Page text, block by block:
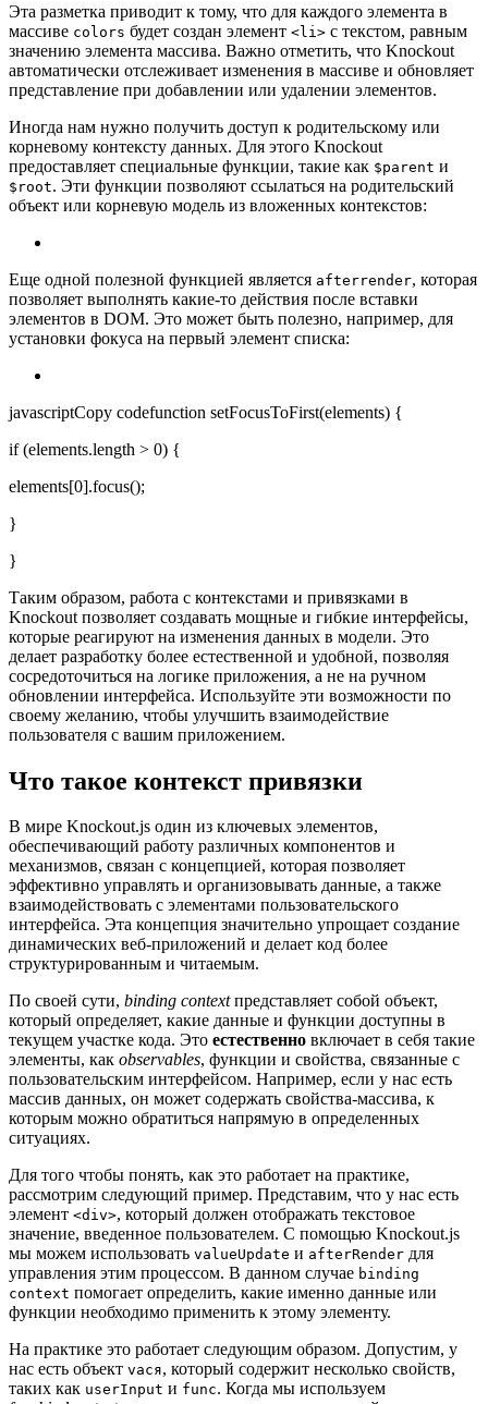
Эта разметка приводит к тому, что для каждого элемента в
массиве colors будет создан элемент <li> с текстом, равным
значению элемента массива. Важно отметить, что Knockout
автоматически отслеживает изменения в массиве и обновляет
представление при добавлении или удалении элементов.
Иногда нам нужно получить доступ к родительскому или
корневому контексту данных. Для этого Knockout
предоставляет специальные функции, такие как $parent и
$root. Эти функции позволяют ссылаться на родительский
объект или корневую модель из вложенных контекстов:
Еще одной полезной функцией является afterrender, которая
позволяет выполнять какие-то действия после вставки
элементов в DOM. Это может быть полезно, например, для
установки фокуса на первый элемент списка:
javascriptCopy codefunction setFocusToFirst(elements) {
if (elements.length > 0) {
elements[0].focus();
}
}
Таким образом, работа с контекстами и привязками в
Knockout позволяет создавать мощные и гибкие интерфейсы,
которые реагируют на изменения данных в модели. Это
делает разработку более естественной и удобной, позволяя
сосредоточиться на логике приложения, а не на ручном
обновлении интерфейса. Используйте эти возможности по
своему желанию, чтобы улучшить взаимодействие
пользователя с вашим приложением.
Что такое контекст привязки
В мире Knockout.js один из ключевых элементов,
обеспечивающий работу различных компонентов и
механизмов, связан с концепцией, которая позволяет
эффективно управлять и организовывать данные, а также
взаимодействовать с элементами пользовательского
интерфейса. Эта концепция значительно упрощает создание
динамических веб-приложений и делает код более
структурированным и читаемым.
По своей сути, binding contextпредставляет собой объект,
который определяет, какие данные и функции доступны в
текущем участке кода. Это естественно включает в себя такие
элементы, как observables, функции и свойства, связанные с
пользовательским интерфейсом. Например, если у нас есть
массив данных, он может содержать свойства-массива, к
которым можно обратиться напрямую в определенных
ситуациях.
Для того чтобы понять, как это работает на практике,
рассмотрим следующий пример. Представим, что у нас есть
элемент <div>, который должен отображать текстовое
значение, введенное пользователем. С помощью Knockout.js
мы можем использовать valueUpdate и afterRender для
управления этим процессом. В данном случае binding
context помогает определить, какие именно данные или
функции необходимо применить к этому элементу.
На практике это работает следующим образом. Допустим, у
нас есть объект vaся, который содержит несколько свойств,
таких как userInput и func. Когда мы используем